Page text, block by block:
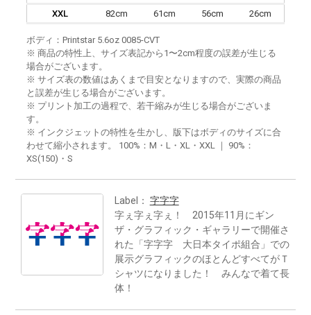
XXL
82cm 61cm 56cm 26cm
ボディ：Printstar 5.6oz 0085-CVT
※ 商品の特性上、サイズ表記から1〜2cm程度の誤差が生じる
場合がございます。
※ サイズ表の数値はあくまで目安となりますので、実際の商品
と誤差が生じる場合がございます。
※ プリント加工の過程で、若干縮みが生じる場合がございま
す。
※ インクジェットの特性を生かし、版下はボディのサイズに合
わせて縮小されます。 100%：M・L・XL・XXL ｜ 90%：
XS(150)・S
Label： 字字字
字ぇ字ぇ字ぇ！ 2015年11月にギン
ザ・グラフィック・ギャラリーで開催さ
れた「字字字 大日本タイポ組合」での
展示グラフィックのほとんどすべてがＴ
シャツになりました！ みんなで着て長
体！